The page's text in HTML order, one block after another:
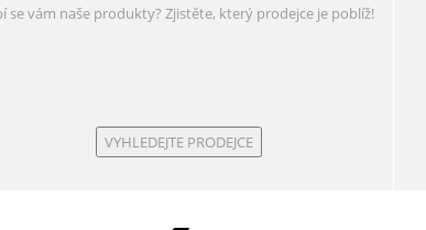
se vám naše produkty? Zjistěte, který prodejce je poblíž!
VYHLEDEJTE PRODEJCE